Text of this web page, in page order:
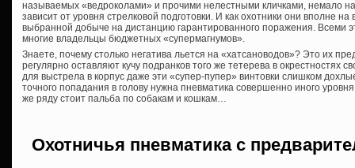
называемых «ведроколами» и прочими нелестными кличками, немало
зависит от уровня стрелковой подготовки. И как охотники они вполне
выбранной добыче на дистанцию гарантированного поражения. Всеми
многие владельцы бюджетных «супермагнумов».
Знаете, почему столько негатива льется на «хатсановодов»? Это их
регулярно оставляют кучу подранков того же тетерева в окрестностях
для выстрела в корпус даже эти «супер-пупер» винтовки слишком
точного попадания в голову нужна пневматика совершенно иного
же ряду стоит пальба по собакам и кошкам…
Охотничья пневматика с